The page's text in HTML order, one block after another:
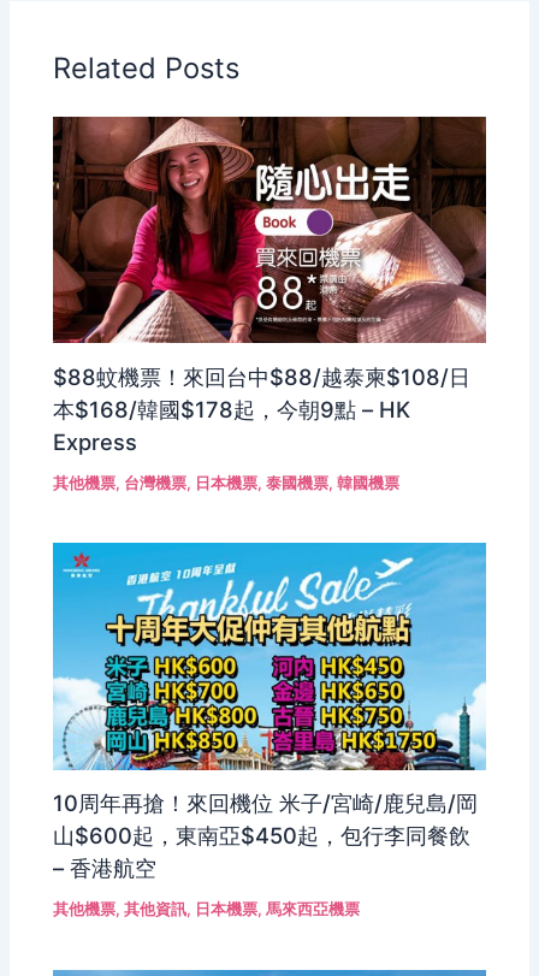
Related Posts
$88蚊機票！來回台中$88/越泰柬$108/日
本$168/韓國$178起，今朝9點 – HK
Express
其他機票, 台灣機票, 日本機票,泰國機票,韓國機票
10周年再搶！來回機位 米子/宮崎/鹿兒島/岡
山$600起，東南亞$450起，包行李同餐飲
– 香港航空
其他機票,其他資訊, 日本機票,馬來西亞機票